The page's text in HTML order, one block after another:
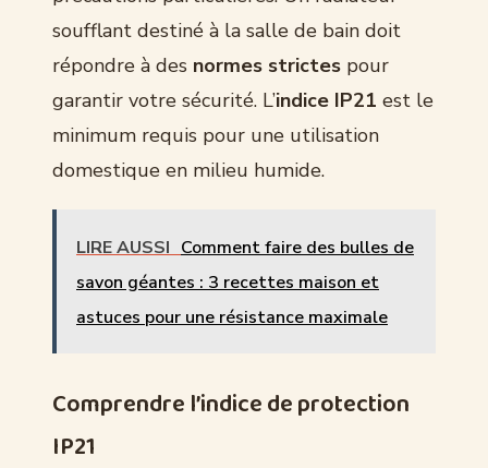
soufflant destiné à la salle de bain doit
répondre à des normes strictes pour
garantir votre sécurité. L’indice IP21 est le
minimum requis pour une utilisation
domestique en milieu humide.
LIRE AUSSI Comment faire des bulles de
savon géantes : 3 recettes maison et
astuces pour une résistance maximale
Comprendre l’indice de protection
IP21